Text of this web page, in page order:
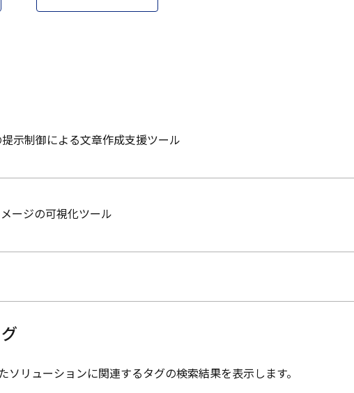
示制御による文章作成支援ツール
ージの可視化ツール
ソリューションに関連するタグの検索結果を表示します。